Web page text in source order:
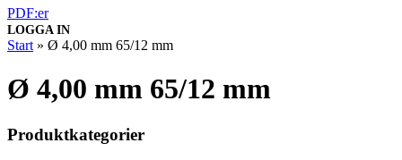
PDF:er
LOGGA IN
Start » Ø 4,00 mm 65/12 mm
Ø 4,00 mm 65/12 mm
Produktkategorier